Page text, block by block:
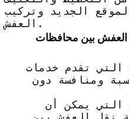
الجديد وتركيب
العفش.
العفش بين محافظات
التي تقدم خدمات
ومنافسة دون
التي يمكن أن